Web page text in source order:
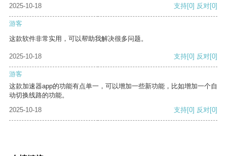
2025-10-18
支持[0] 反对[0]
游客
这款软件非常实用，可以帮助我解决很多问题。
2025-10-18 支持[0] 反对[0]
游客
这款加速器app的功能有点单一，可以增加一些新功能，比如增加一个自
动切换线路的功能。
2025-10-18
支持[0] 反对[0]